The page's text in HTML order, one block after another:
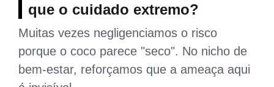
que o cuidado extremo?
Muitas vezes negligenciamos o risco
porque o coco parece "seco". No nicho de
bem-estar, reforçamos que a ameaça aqui